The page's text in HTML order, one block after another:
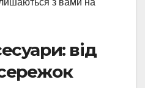
з вами на
від